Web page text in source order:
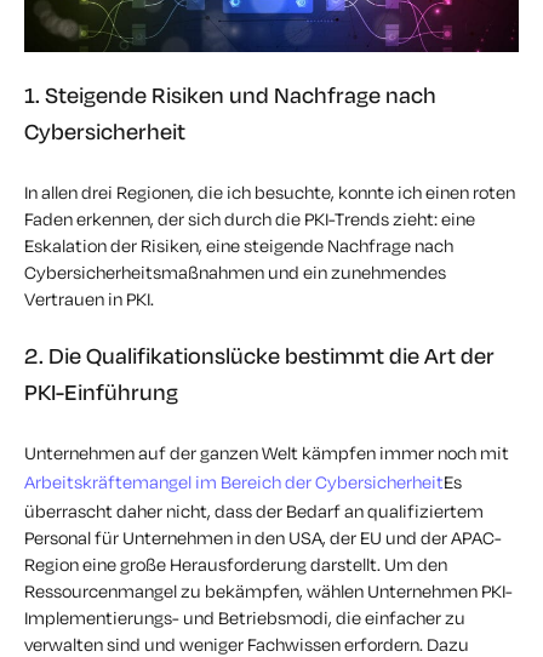
1. Steigende Risiken und Nachfrage nach
Cybersicherheit
In allen drei Regionen, die ich besuchte, konnte ich einen roten
Faden erkennen, der sich durch die PKI-Trends zieht: eine
Eskalation der Risiken, eine steigende Nachfrage nach
Cybersicherheitsmaßnahmen und ein zunehmendes
Vertrauen in PKI.
2. Die Qualifikationslücke bestimmt die Art der
PKI-Einführung
Unternehmen auf der ganzen Welt kämpfen immer noch mit
Arbeitskräftemangel im Bereich der CybersicherheitEs
überrascht daher nicht, dass der Bedarf an qualifiziertem
Personal für Unternehmen in den USA, der EU und der APAC-
Region eine große Herausforderung darstellt. Um den
Ressourcenmangel zu bekämpfen, wählen Unternehmen PKI-
Implementierungs- und Betriebsmodi, die einfacher zu
verwalten sind und weniger Fachwissen erfordern. Dazu